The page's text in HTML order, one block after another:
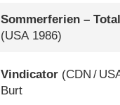
Sommerferien –
(USA 1986)
Vindicator (CDN /
Burt